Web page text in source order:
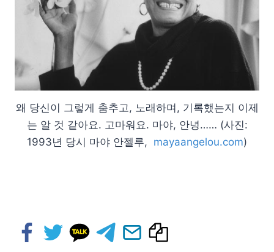
왜 당신이 그렇게 춤추고, 노래하며, 기록했는지 이제
는 알 것 같아요. 고마워요. 마야, 안녕…… (사진:
1993년 당시 마야 안젤루, mayaangelou.com)